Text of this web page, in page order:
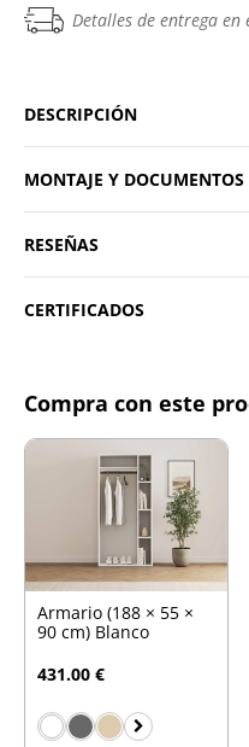
Detalles de entrega
DESCRIPCIÓN
MONTAJE Y DOCUMENTOS
RESEÑAS
CERTIFICADOS
Compra con este
Armario (188 × 55 ×
90 cm) Blanco
431.00 €